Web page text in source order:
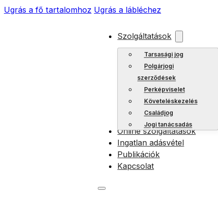
Ugrás a fő tartalomhoz Ugrás a lábléchez
Szolgáltatások
Tarsasági jog
Polgárjogi
szerződések
Perképviselet
Követeléskezelés
Családjog
Jogi tanácsadás
Online szolgáltatások
Ingatlan adásvétel
Publikációk
Kapcsolat